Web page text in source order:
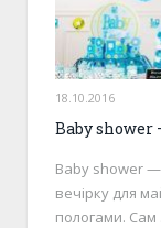
18.10.2016
Baby shower
Baby shower
вечірку для
пологами.